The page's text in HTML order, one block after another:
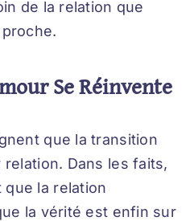
de la relation que
Se Réinvente
que la transition
Dans les faits,
la relation
la vérité est enfin sur